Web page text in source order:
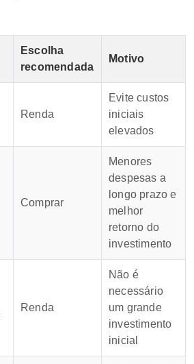
Escolha
recomendada
Motivo
Renda
Evite custos
iniciais
elevados
Comprar
Menores
despesas a
longo prazo e
melhor
retorno do
investimento
Renda
Não é
necessário
um grande
investimento
inicial